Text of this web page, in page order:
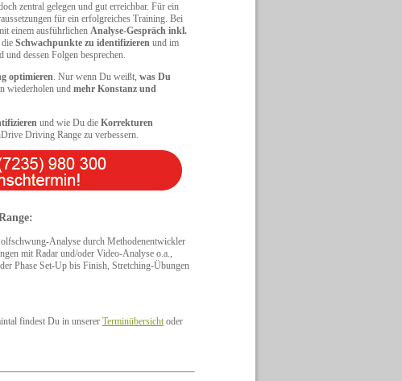
zentral gelegen und gut erreichbar. Für ein
für ein erfolgreiches Training. Bei
einem ausführlichen Analyse-Gespräch inkl.
Schwachpunkte zu identifizierenund im
dessen Folgen besprechen.
optimieren. Nur wenn Du weißt, was Du
wiederholen und mehr Konstanz und
und wie Du die Korrekturen
Driving Range zu verbessern.
Analyse durch Methodenentwickler
mit Radar und/oder Video-Analyse o.a.,
Phase Set-Up bis Finish, Stretching-Übungen
findest Du in unserer Terminübersichtoder